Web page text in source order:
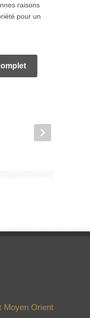
raisons
pour un
Moyen Orient